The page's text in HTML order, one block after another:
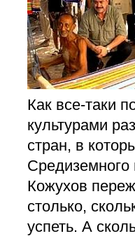
Как все-таки
культурами
стран, в
Средиземного
Кожухов
столько,
успеть. А